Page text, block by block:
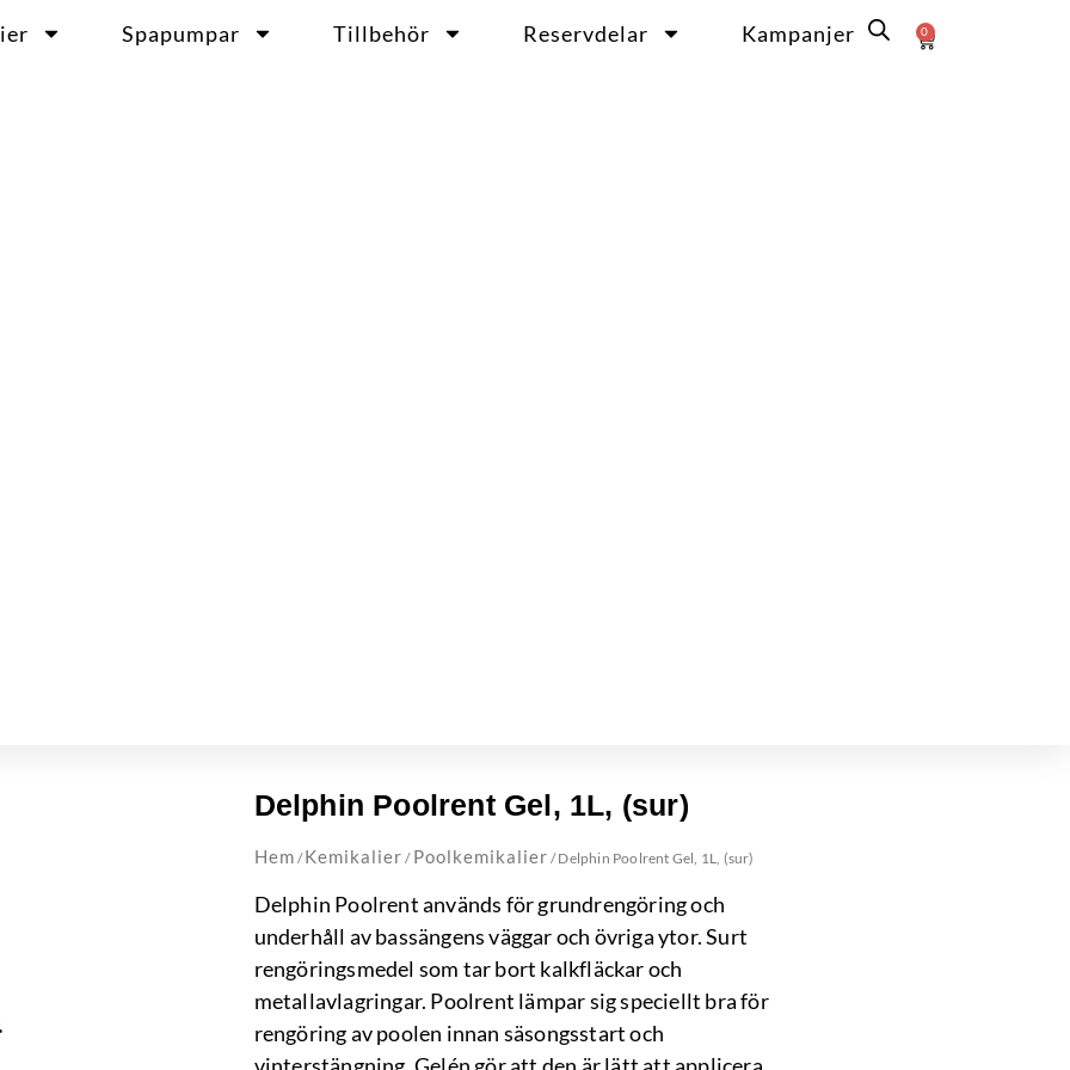
Spapumpar Tillbehör Reservdelar Kampanjer 0
Varukorg
Delphin Poolrent Gel, 1L, (sur)
Hem /Kemikalier / Poolkemikalier / Delphin Poolrent Gel, 1L, (sur)
Delphin Poolrent används för grundrengöring och
underhåll av bassängens väggar och övriga ytor. Surt
rengöringsmedel som tar bort kalkfläckar och
metallavlagringar. Poolrent lämpar sig speciellt bra för
rengöring av poolen innan säsongsstart och
vinterstängning. Gelén gör att den är lätt att applicera